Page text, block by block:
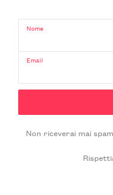
Nome
Email
Non riceverai mai